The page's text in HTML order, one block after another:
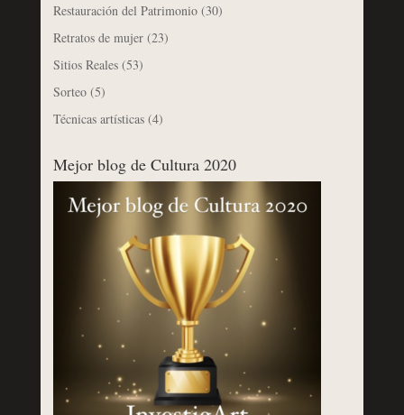
Restauración del Patrimonio(30)
Retratos de mujer(23)
Sitios Reales(53)
Sorteo(5)
Técnicas artísticas(4)
Mejor blog de Cultura 2020